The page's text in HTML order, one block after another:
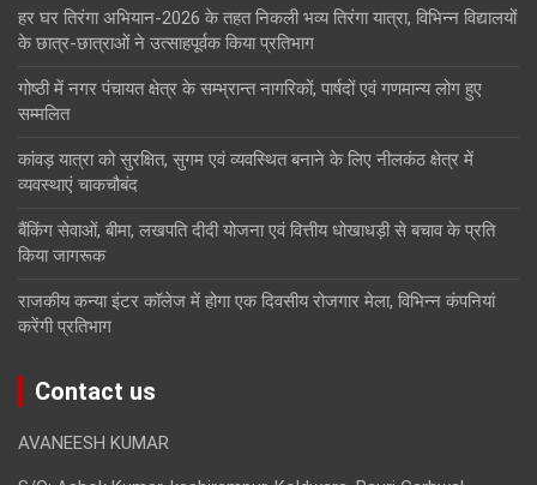
हर घर तिरंगा अभियान-2026 के तहत निकली भव्य तिरंगा यात्रा, विभिन्न विद्यालयों
के छात्र-छात्राओं ने उत्साहपूर्वक किया प्रतिभाग
गोष्ठी में नगर पंचायत क्षेत्र के सम्भ्रान्त नागरिकों, पार्षदों एवं गणमान्य लोग हुए
सम्मलित
कांवड़ यात्रा को सुरक्षित, सुगम एवं व्यवस्थित बनाने के लिए नीलकंठ क्षेत्र में
व्यवस्थाएं चाकचौबंद
बैंकिंग सेवाओं, बीमा, लखपति दीदी योजना एवं वित्तीय धोखाधड़ी से बचाव के प्रति
किया जागरूक
राजकीय कन्या इंटर कॉलेज में होगा एक दिवसीय रोजगार मेला, विभिन्न कंपनियां
करेंगी प्रतिभाग
Contact us
AVANEESH KUMAR